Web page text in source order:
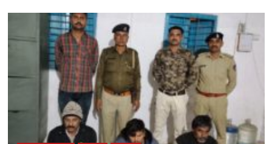
ગાંધીધામમાં
ભત્રીજી
ઉપર
દુષ્કર્મ
કરનાર
કાકો
જેલ
હવાલે